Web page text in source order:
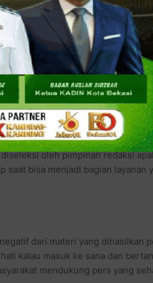
membantu, sementara
dirugikan terhadap
komentar)," kata Bagir.
media cyber dengan pers pada
oleh pimpinan redaksi
saat bisa menjadi bagian layanan
dari materi yang dihasilkan
kalau masuk ke sana dan
mendukung pers yang